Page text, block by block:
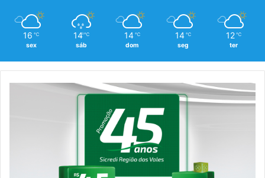
16 ℃
sex
14 ℃
sáb
14 ℃
dom
14 ℃
seg
12 ℃
ter